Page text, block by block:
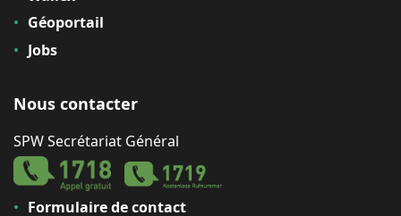
Géoportail
Jobs
Nous contacter
SPW Secrétariat Général
Formulaire de contact